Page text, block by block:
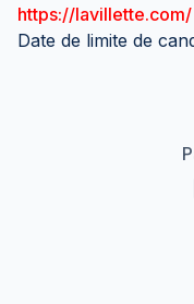
https://lavillette.com/
Date de limite de